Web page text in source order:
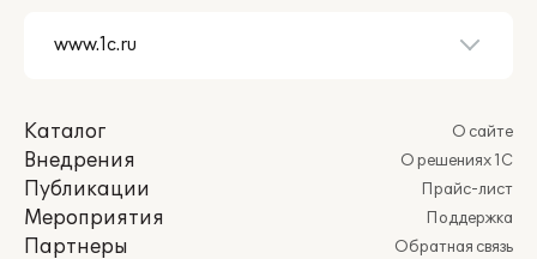
Каталог
Внедрения
Публикации
Мероприятия
Партнеры
О сайте
О решениях 1С
Прайс-лист
Поддержка
Обратная связь